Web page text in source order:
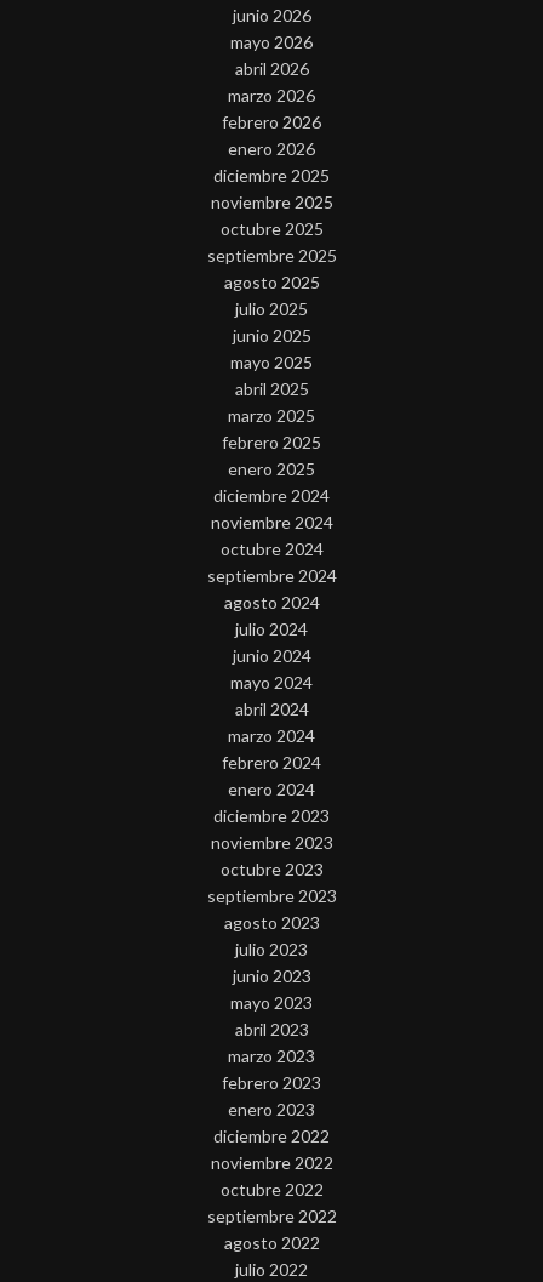
junio 2026
mayo 2026
abril 2026
marzo 2026
febrero 2026
enero 2026
diciembre 2025
noviembre 2025
octubre 2025
septiembre 2025
agosto 2025
julio 2025
junio 2025
mayo 2025
abril 2025
marzo 2025
febrero 2025
enero 2025
diciembre 2024
noviembre 2024
octubre 2024
septiembre 2024
agosto 2024
julio 2024
junio 2024
mayo 2024
abril 2024
marzo 2024
febrero 2024
enero 2024
diciembre 2023
noviembre 2023
octubre 2023
septiembre 2023
agosto 2023
julio 2023
junio 2023
mayo 2023
abril 2023
marzo 2023
febrero 2023
enero 2023
diciembre 2022
noviembre 2022
octubre 2022
septiembre 2022
agosto 2022
julio 2022